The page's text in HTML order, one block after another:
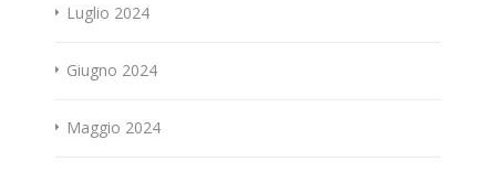
Luglio 2024
Giugno 2024
Maggio 2024